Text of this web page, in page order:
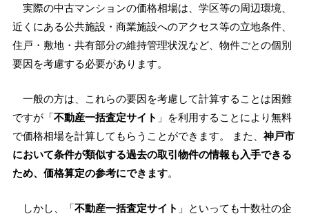
実際の中古マンションの価格相場は、学区等の周辺環境、
近くにある公共施設・商業施設へのアクセス等の立地条件、
住戸・敷地・共有部分の維持管理状況など、物件ごとの個別
要因を考慮する必要があります。
一般の方は、これらの要因を考慮して計算することは困難
ですが「不動産一括査定サイト 」を利用することにより無料
で価格相場を計算してもらうことができます。 また、 神戸市
において条件が類似する過去の取引物件の情報も入手できる
ため、価格算定の参考にできます。
しかし、「不動産一括査定サイト 」といっても十数社の企